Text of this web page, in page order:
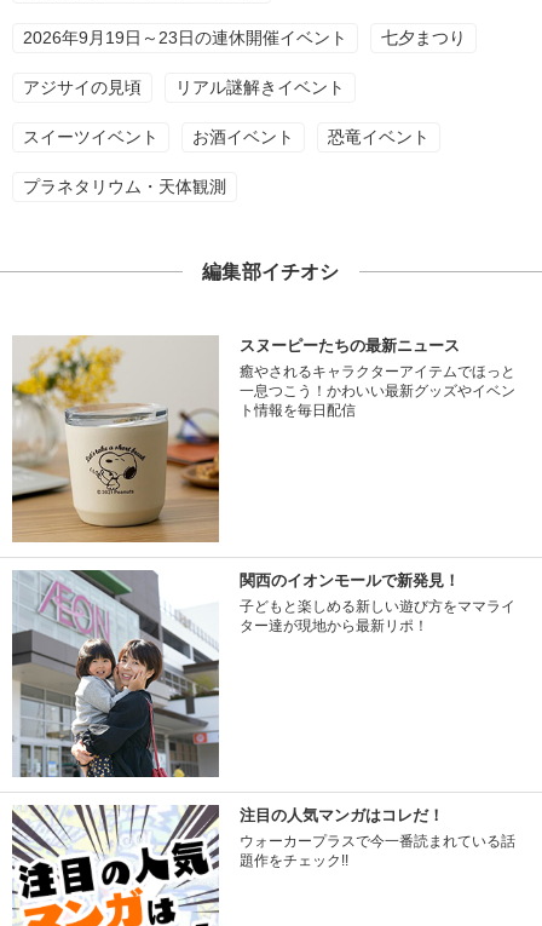
2026年9月19日～23日の連休開催イベント 七夕まつり
アジサイの見頃 リアル謎解きイベント
スイーツイベント お酒イベント 恐竜イベント
プラネタリウム・天体観測
編集部イチオシ
スヌーピーたちの最新ニュース
癒やされるキャラクターアイテムでほっと
一息つこう！かわいい最新グッズやイベン
ト情報を毎日配信
関西のイオンモールで新発見！
子どもと楽しめる新しい遊び方をママライ
ター達が現地から最新リポ！
注目の人気マンガはコレだ！
ウォーカープラスで今一番読まれている話
題作をチェック!!